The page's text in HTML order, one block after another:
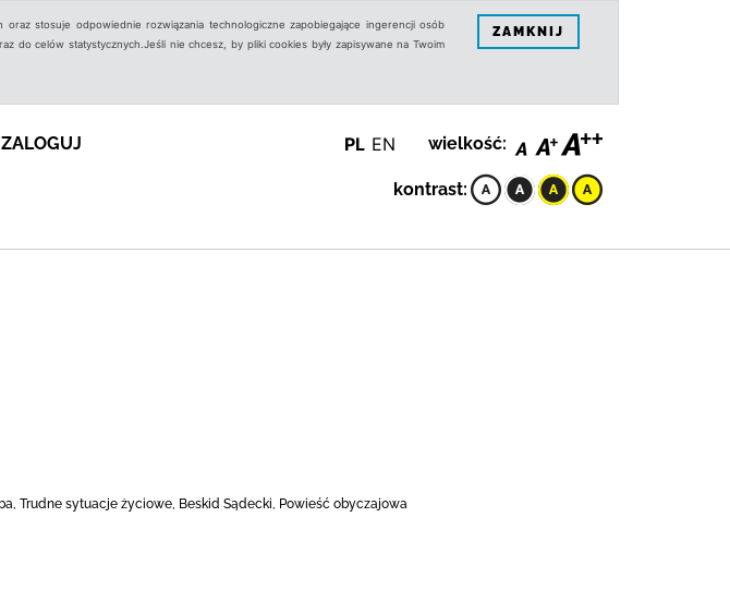
stosuje odpowiednie rozwiązania technologiczne zapobiegające ingerencji osób
do celów statystycznych.Jeśli nie chcesz, by pliki cookies były zapisywane na Twoim
ZAMKNIJ
PL EN wielkość:
kontrast:
Trudne sytuacje życiowe, Beskid Sądecki, Powieść obyczajowa